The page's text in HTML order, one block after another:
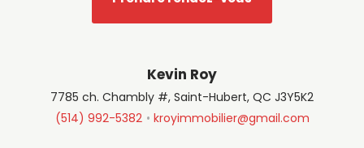
Kevin Roy
7785 ch. Chambly #, Saint-Hubert, QC J3Y5K2
(514) 992-5382
kroyimmobilier@gmail.com